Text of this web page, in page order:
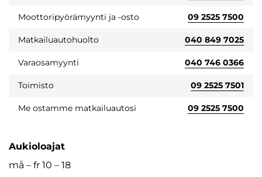
Moottoripyörämyynti ja -osto 09 2525 7500
Matkailuautohuolto 040 849 7025
Varaosamyynti 040 746 0366
Toimisto 09 2525 7501
Me ostamme matkailuautosi 09 2525 7500
Aukioloajat
må – fr 10 – 18